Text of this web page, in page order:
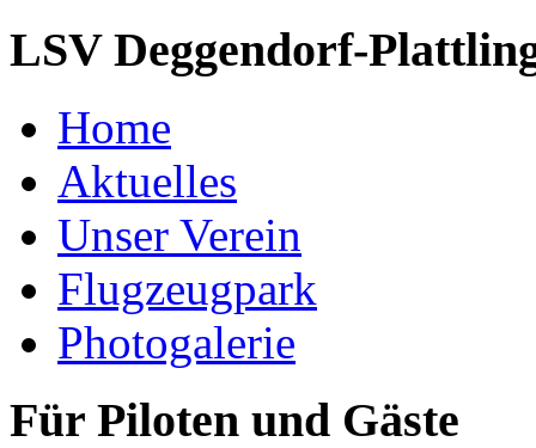
LSV Deggendorf-
Home
Aktuelles
Unser Verein
Flugzeugpark
Photogalerie
Für Piloten und Gäste